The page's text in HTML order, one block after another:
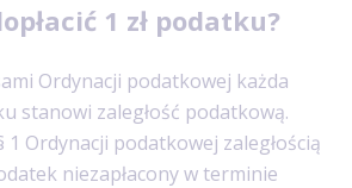
1 zł podatku?
Ordynacji podatkowej każda
stanowi zaległość podatkową.
1 Ordynacji podatkowej zaległością
niezapłacony w terminie